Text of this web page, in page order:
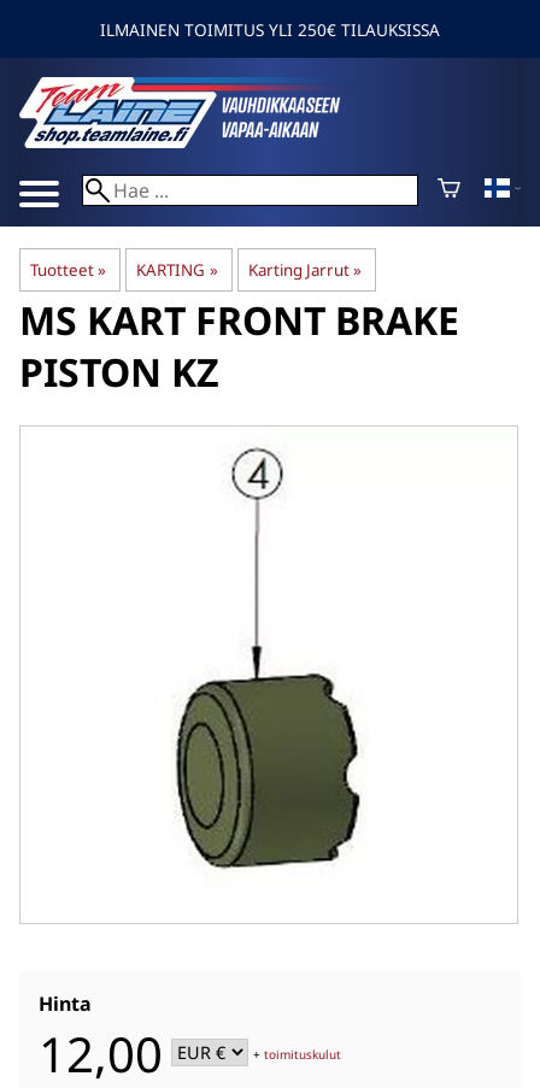
ILMAINEN TOIMITUS YLI 250€ TILAUKSISSA
Tuotteet‪» KARTING ‪» Karting Jarrut‪»
MS KART FRONT BRAKE
PISTON KZ
Hinta
12,00 +toimituskulut